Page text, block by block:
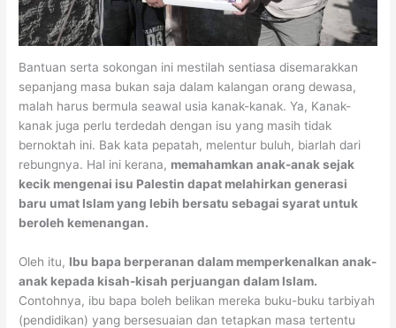
Bantuan serta sokongan ini mestilah sentiasa disemarakkan
sepanjang masa bukan saja dalam kalangan orang dewasa,
malah harus bermula seawal usia kanak-kanak. Ya, Kanak-
kanak juga perlu terdedah dengan isu yang masih tidak
bernoktah ini. Bak kata pepatah, melentur buluh, biarlah dari
rebungnya. Hal ini kerana, memahamkan anak-anak sejak
kecik mengenai isu Palestin dapat melahirkan generasi
baru umat Islam yang lebih bersatu sebagai syarat untuk
beroleh kemenangan.
Oleh itu, Ibu bapa berperanan dalam memperkenalkan anak-
anak kepada kisah-kisah perjuangan dalam Islam.
Contohnya, ibu bapa boleh belikan mereka buku-buku tarbiyah
(pendidikan) yang bersesuaian dan tetapkan masa tertentu